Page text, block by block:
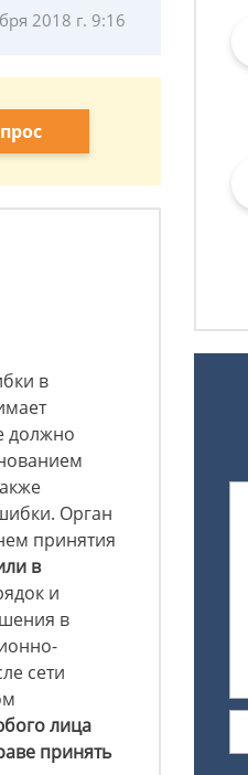
2018 г. 9:16
в
должно
Орган
принятия
в
и
в
сети
лица
принять